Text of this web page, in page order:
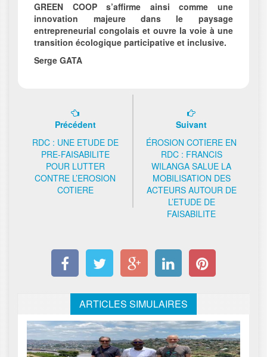
GREEN COOP s’affirme ainsi comme une
innovation majeure dans le paysage
entrepreneurial congolais et ouvre la voie à une
transition écologique participative et inclusive.
Serge GATA
Précédent
RDC : UNE ETUDE DE
PRE-FAISABILITE
POUR LUTTER
CONTRE L’EROSION
COTIERE
Suivant
ÉROSION COTIERE EN
RDC : FRANCIS
WILANGA SALUE LA
MOBILISATION DES
ACTEURS AUTOUR DE
L’ETUDE DE
FAISABILITE
ARTICLES SIMULAIRES